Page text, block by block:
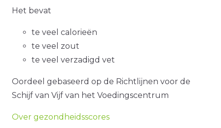
Het bevat
te veel calorieën
te veel zout
te veel verzadigd vet
Oordeel gebaseerd op de Richtlijnen voor de
Schijf van Vijf van het Voedingscentrum
Over gezondheidsscores